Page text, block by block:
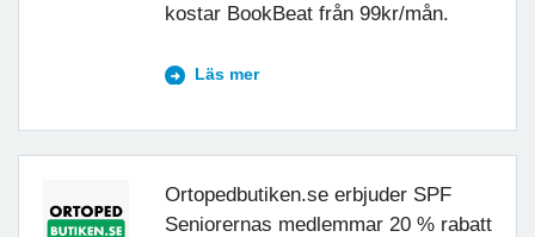
kostar BookBeat från 99kr/mån.
Läs mer
Ortopedbutiken.se erbjuder SPF
Seniorernas medlemmar 20 % rabatt